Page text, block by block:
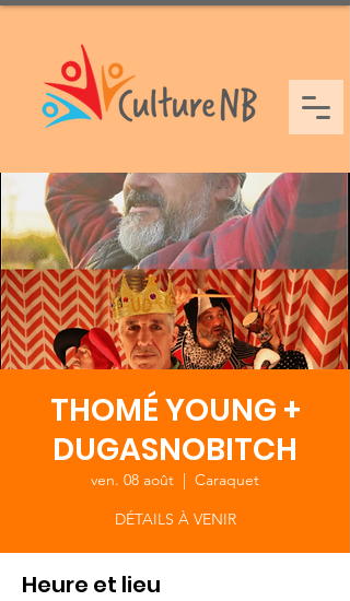
THOMÉ YOUNG +
DUGASNOBITCH
ven. 08 août
  |
Caraquet
DÉTAILS À VENIR
Heure et lieu